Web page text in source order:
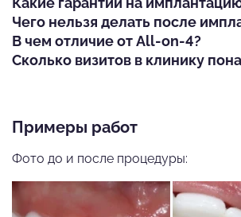
Чего нельзя делать после
В чем отличие от All-on-4?
Сколько визитов в клинику
Примеры работ
Фото до и после процедуры: